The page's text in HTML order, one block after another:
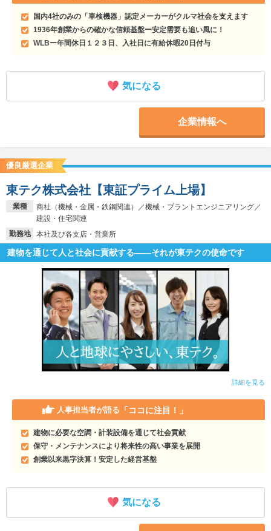
国内4社のみの「車検機器」認定メーカーがクルマ社会を支えます
1936年創業からの確かな信頼基盤ー安定需要も追い風に！
WLBー年間休日１２３日、入社日に有給休暇20日付与
気になる
企業情報へ
優良厳選企業
業種
商社（機械・金属・鉄鋼関連）／機械・プラントエンジニアリング／
建設・住宅関連
勤務地
本社及び各支店・営業所
東テク株式会社【東証プライム上場】
建物を通じて人と社会に貢献する――それが東テクの使命です
詳細を見る
人事担当者が語る 「ココに注目！」
建物に必要な空調・計装設備を通じて社会貢献
保守・メンテナンスにより将来性の高い事業を展開
創業以来黒字決算！安定した経営基盤
気になる